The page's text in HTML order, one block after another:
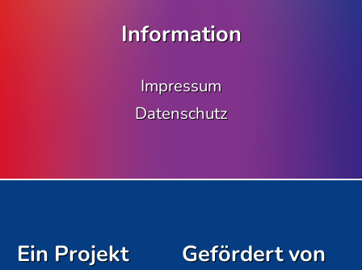
Information
Impressum
Datenschutz
Ein Projekt
Gefördert von